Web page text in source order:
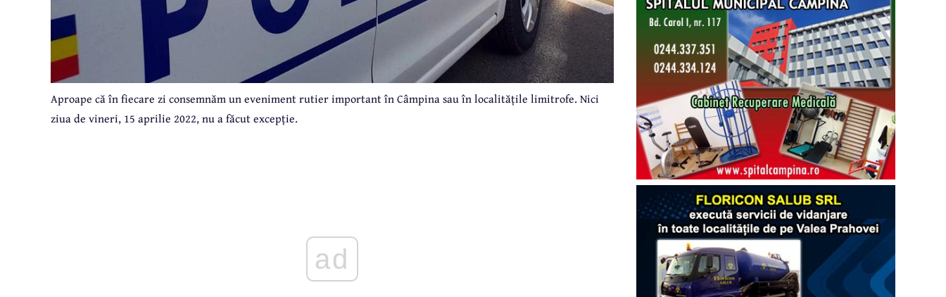
Aproape că în fiecare zi consemnăm un eveniment rutier important în Câmpina sau în localitățile limitrofe. Nici
ziua de vineri, 15 aprilie 2022, nu a făcut excepție.
ad